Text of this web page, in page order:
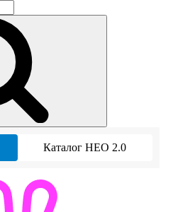
Каталог НЕО 2.0